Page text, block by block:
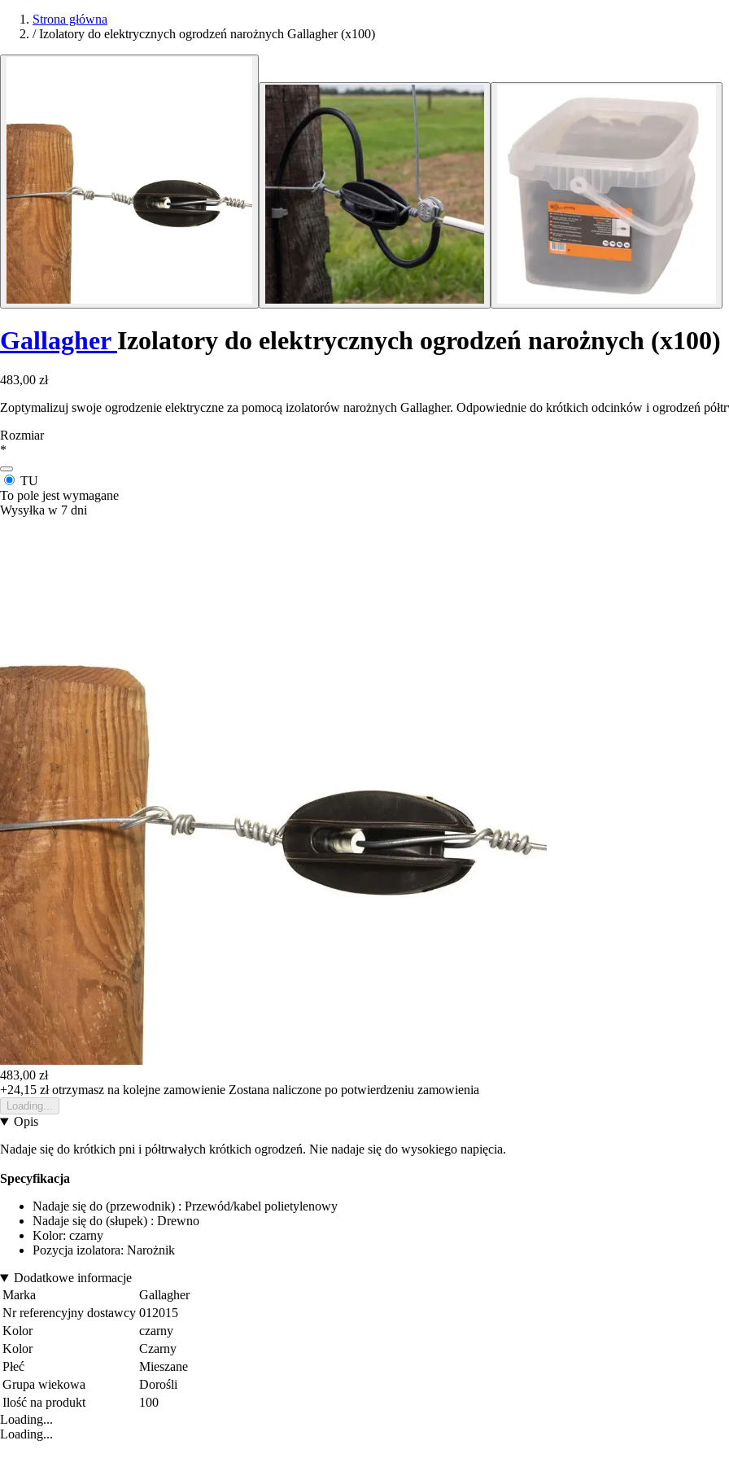
Strona główna
/ Izolatory do elektrycznych ogrodzeń narożnych Gallagher (x100)
Gallagher Izolatory do elektrycznych ogrodzeń narożnych (x100)
483,00 zł
Zoptymalizuj swoje ogrodzenie elektryczne za pomocą izolatorów narożnych Gallagher. Odpowiednie do krótkich odcinków i ogrodzeń
Rozmiar
*
TU
To pole jest wymagane
Wysyłka w 7 dni
483,00 zł
+24,15 złotrzymasz na kolejne zamowienie Zostana naliczone po potwierdzeniu zamowienia
Loading...
Opis
Nadaje się do krótkich pni i półtrwałych krótkich ogrodzeń. Nie nadaje się do wysokiego napięcia.
Specyfikacja
Nadaje się do (przewodnik) : Przewód/kabel polietylenowy
Nadaje się do (słupek) : Drewno
Kolor: czarny
Pozycja izolatora: Narożnik
Dodatkowe informacje
Marka
Gallagher
Nr referencyjny dostawcy 012015
Kolor
czarny
Kolor
Czarny
Płeć
Mieszane
Grupa wiekowa
Dorośli
Ilość na produkt
100
Loading...
Loading...